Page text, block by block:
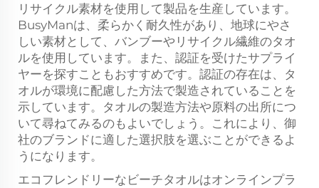
リサイクル素材を使用して製品を生産しています。
BusyManは、柔らかく耐久性があり、地球にやさ
しい素材として、バンブーやリサイクル繊維のタオ
ルを使用しています。また、認証を受けたサプライ
ヤーを探すこともおすすめです。認証の存在は、タ
オルが環境に配慮した方法で製造されていることを
示しています。タオルの製造方法や原料の出所につ
いて尋ねてみるのもよいでしょう。これにより、御
社のブランドに適した選択肢を選ぶことができるよ
うになります。
エコフレンドリーなビーチタオルはオンラインプラ